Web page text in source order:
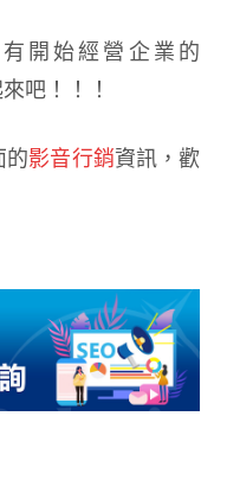
開始經營企業的
吧！！！
的影音行銷資訊，歡